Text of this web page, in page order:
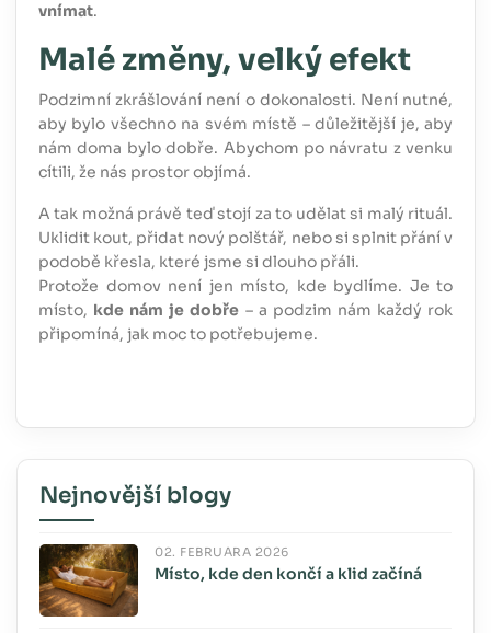
vnímat.
Malé změny, velký efekt
Podzimní zkrášlování není o dokonalosti. Není nutné,
aby bylo všechno na svém místě – důležitější je, aby
nám doma bylo dobře. Abychom po návratu z venku
cítili, že nás prostor objímá.
A tak možná právě teď stojí za to udělat si malý rituál.
Uklidit kout, přidat nový polštář, nebo si splnit přání v
podobě křesla, které jsme si dlouho přáli.
Protože domov není jen místo, kde bydlíme. Je to
místo, kde nám je dobře – a podzim nám každý rok
připomíná, jak moc to potřebujeme.
Nejnovější blogy
02. FEBRUÁRA 2026
Místo, kde den končí a klid začíná